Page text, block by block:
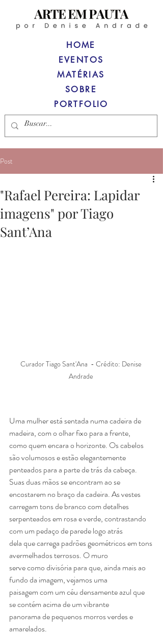
HOME
MATÉRIAS
SOBRE
PORTFOLIO
EVENTOS
Post
"Rafael Pereira: Lapidar
imagens" por Tiago
Sant’Ana
Curador Tiago Sant'Ana  - Crédito: Denise
Andrade
Uma mulher está sentada numa cadeira de
madeira, com o olhar fixo para a frente,
como quem encara o horizonte. Os cabelos
são volumosos e estão elegantemente
penteados para a parte de trás da cabeça.
Suas duas mãos se encontram ao se
encostarem no braço da cadeira. As vestes
carregam tons de branco com detalhes
serpenteados em rosa e verde, contrastando
com um pedaço de parede logo atrás
dela que carrega padrões geométricos em tons
avermelhados terrosos. O muro
serve como divisória para que, ainda mais ao
fundo da imagem, vejamos uma
paisagem com um céu densamente azul que
se contém acima de um vibrante
panorama de pequenos morros verdes e
amarelados.